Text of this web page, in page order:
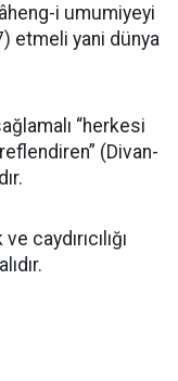
i umumiyeyi
etmeli yani dünya
“herkesi
(Divan-
caydırıcılığı